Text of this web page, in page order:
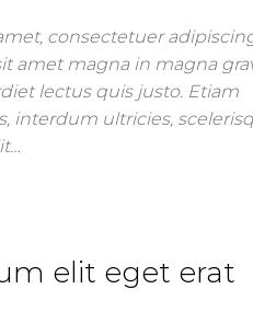
consectetuer
amet magna in magna
lectus quis justo. Etiam
interdum ultricies,
elit eget erat